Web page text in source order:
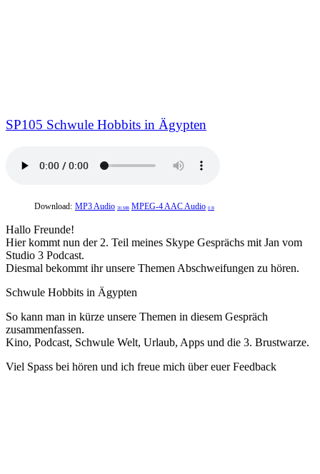
SP105 Schwule Hobbits in Ägypten
Download: MP3 Audio 30 MB MPEG-4 AAC Audio 0 B
Hallo Freunde!
Hier kommt nun der 2. Teil meines Skype Gesprächs mit Jan vom
Studio 3 Podcast.
Diesmal bekommt ihr unsere Themen Abschweifungen zu hören.
Schwule Hobbits in Ägypten
So kann man in kürze unsere Themen in diesem Gespräch
zusammenfassen.
Kino, Podcast, Schwule Welt, Urlaub, Apps und die 3. Brustwarze.
Viel Spass bei hören und ich freue mich über euer Feedback